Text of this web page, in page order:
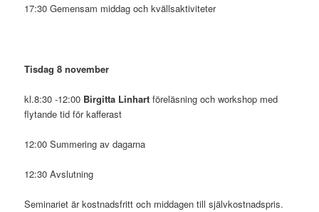
17:30 Gemensam middag och kvällsaktiviteter
Tisdag 8 november
kl.8:30 -12:00 Birgitta Linhart föreläsning och workshop med
flytande tid för kafferast
12:00 Summering av dagarna
12:30 Avslutning
Seminariet är kostnadsfritt och middagen till självkostnadspris.